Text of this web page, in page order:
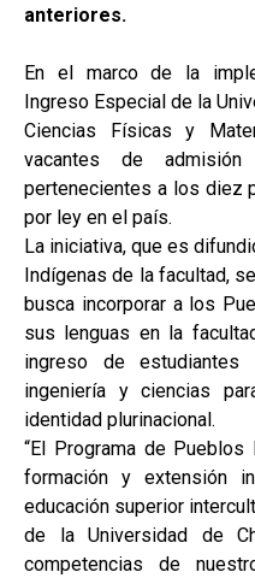
anteriores.
En el marco de la
Ingreso Especial de la
Ciencias Físicas y
vacantes de
pertenecientes a los diez
por ley en el país.
La iniciativa, que es
Indígenas de la facultad,
busca incorporar a los
sus lenguas en la
ingreso de estudiantes
ingeniería y ciencias
identidad plurinacional.
“El Programa de
formación y extensión
educación superior
de la Universidad de
competencias de